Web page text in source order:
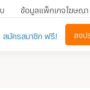
ข้อมูลแพ็กเกจโฆษณา
สมัครสมาชิก ฟรี! ลงป